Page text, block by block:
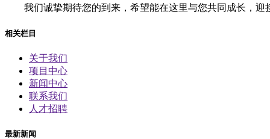
我们诚挚期待您的到来，希望能在这里与您共同成长，
相关栏目
关于我们
项目中心
新闻中心
联系我们
人才招聘
最新新闻